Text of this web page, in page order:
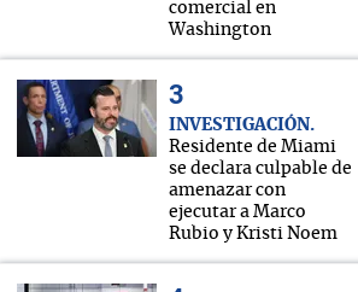
comercial en
Washington
INVESTIGACIÓN
Residente de Miami
se declara culpable de
amenazar con
ejecutar a Marco
Rubio y Kristi Noem